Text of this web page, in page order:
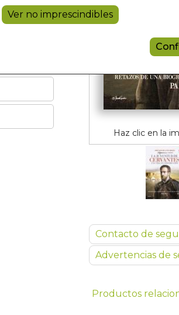
Ver no imprescindibles
Haz clic en la
Contacto de
Advertencias de
Productos